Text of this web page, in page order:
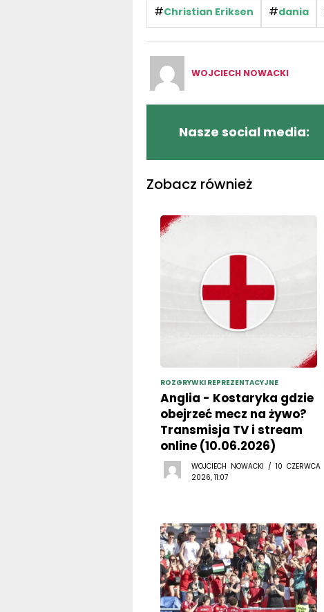
#Christian Eriksen #dania
WOJCIECH NOWACKI
Nasze social media:
Zobacz również
ROZGRYWKI REPREZENTACYJNE
Anglia - Kostaryka gdzie
obejrzeć mecz na żywo?
Transmisja TV i stream
online (10.06.2026)
WOJCIECH NOWACKI / 10 CZERWCA
2026, 11:07